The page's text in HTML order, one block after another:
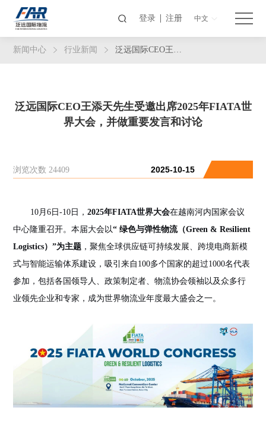
登录 注册 中文
新闻中心 行业新闻
泛远国际CEO王添天先生受邀出席2025年FIATA世
界大会，并做重要发言和讨论
浏览次数 24409 2025-10-15
10月6日-10日，2025年FIATA世界大会在越南河内国家会议
中心隆重召开。本届大会以“绿色与弹性物流（Green & Resilient
Logistics）”为主题 ，聚焦全球供应链可持续发展、跨境电商新模
式与智能运输体系建设，吸 引来自 100多个国家的超过1000名代表
参加 ，包括各国领导人、政策制定者、物流协会领袖以及众多行
业领先企业和专家，成为世界物流业年度最大盛会之一。